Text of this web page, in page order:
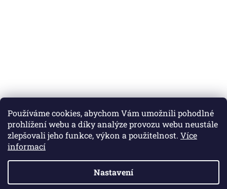
Používáme cookies, abychom Vám umožnili pohodlné
prohlížení webu a díky analýze provozu webu neustále
zlepšovali jeho funkce, výkon a použitelnost. Více
informací
Nastavení
Vytvořil Shoptet